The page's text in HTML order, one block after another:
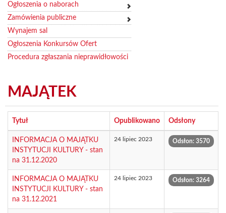
Ogłoszenia o naborach
Zamówienia publiczne
Wynajem sal
Ogłoszenia Konkursów Ofert
Procedura zgłaszania nieprawidłowości
MAJĄTEK
Tytuł Opublikowano Odsłony
INFORMACJA O MAJĄTKU
INSTYTUCJI KULTURY - stan
na 31.12.2020
24 lipiec 2023 Odsłon: 3570
INFORMACJA O MAJĄTKU
INSTYTUCJI KULTURY - stan
na 31.12.2021
24 lipiec 2023 Odsłon: 3264